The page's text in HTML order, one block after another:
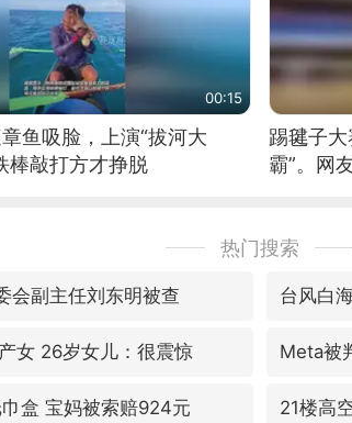
00:15
鱼吸脸，上演“拔河大
棒敲打方才挣脱
踢毽子
霸”。网
热门搜索
会副主任刘东明被查 台风白
女 26岁女儿：很震惊 Meta被
盒 宝妈被索赔924元 21楼高